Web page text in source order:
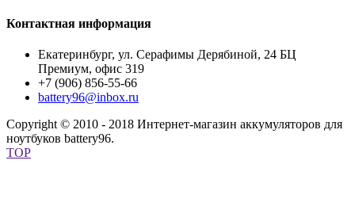
Контактная информация
Екатеринбург, ул. Серафимы Дерябиной, 24 БЦ
Премиум, офис 319
+7 (906) 856-55-66
battery96@inbox.ru
Copyright © 2010 - 2018 Интернет-магазин аккумуляторов для
ноутбуков battery96.
TOP